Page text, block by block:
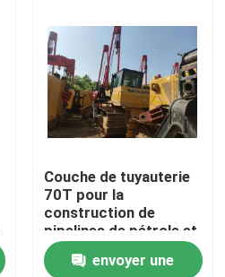
Couche de tuyauterie
70T pour la
construction de
pipelines de pétrole et
de gaz
envoyer une